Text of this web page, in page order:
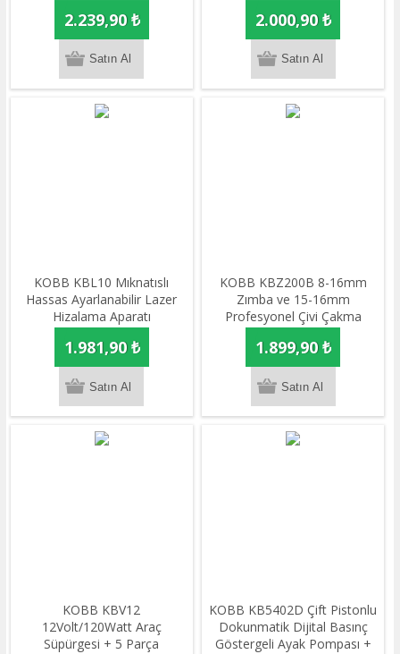
2.239,90 ₺ 2.000,90 ₺
KOBB KBL10 Mıknatıslı
Hassas Ayarlanabilir Lazer
Hizalama Aparatı
1.981,90 ₺
KOBB KBZ200B 8-16mm
Zımba ve 15-16mm
Profesyonel Çivi Çakma
Zımba ve Çivi
1.899,90 ₺
KOBB KBV12
12Volt/120Watt Araç
Süpürgesi + 5 Parça
KOBB KB5402D Çift Pistonlu
Dokunmatik Dijital Basınç
Göstergeli Ayak Pompası +